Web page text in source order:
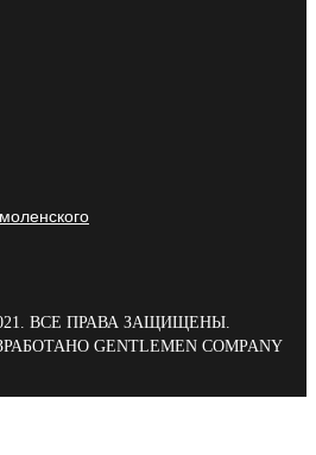
ВСЕ ПРАВА ЗАЩИЩЕНЫ.
GENTLEMEN COMPANY